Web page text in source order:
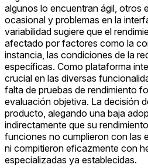
algunos lo encuentran ágil, otros
ocasional y problemas en la
variabilidad sugiere que el
afectado por factores como la
instancia, las condiciones de la
específicas. Como plataforma
crucial en las diversas
falta de pruebas de rendimiento
evaluación objetiva. La decisión
producto, alegando una baja
indirectamente que su
funciones no cumplieron con las
ni compitieron eficazmente con
especializadas ya establecidas.